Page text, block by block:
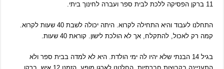
11 ברקן הפסיקה ללכת לבית ספר ועברה לחינוך ביתי.
התחלנו לעבוד והיא התחילה לקרוא. היתה יכולה לשבת 40 שעות לקרוא.
קמה רק לאכול, להתקלח, אך לא הולכת לישון. קוראת 40 שעות.
בגיל 14 הבנתי שלא יהיו לה ימי הולדת. היא לא למדה בבית ספר ולא